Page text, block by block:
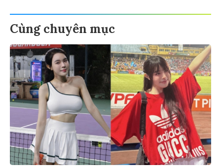
Cùng chuyên mục